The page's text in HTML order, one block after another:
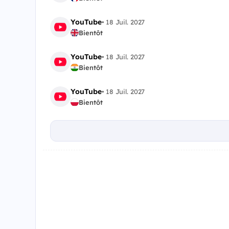
YouTube• 18 Juil. 2027
Bientôt
YouTube• 18 Juil. 2027
Bientôt
YouTube• 18 Juil. 2027
Bientôt